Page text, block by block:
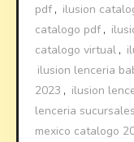
pdf , ilusion
catalogo pdf ,
catalogo virtual ,
ilusion lenceria
2023 , ilusion
lenceria sucursales
mexico catalogo